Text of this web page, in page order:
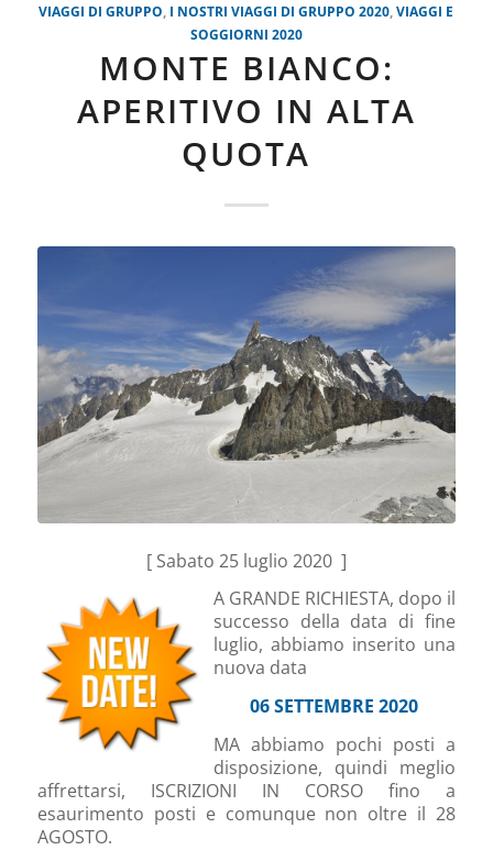
VIAGGI DI GRUPPO I NOSTRI VIAGGI DI GRUPPO 2020 ,VIAGGI E
SOGGIORNI 2020
MONTE BIANCO:
APERITIVO IN ALTA
QUOTA
[ Sabato 25 luglio 2020 ]
A GRANDE RICHIESTA, dopo il
successo della data di fine
luglio, abbiamo inserito una
nuova data
06 SETTEMBRE 2020
MA abbiamo pochi posti a
disposizione, quindi meglio
affrettarsi, ISCRIZIONI IN CORSO fino a
esaurimento posti e comunque non oltre il 28
AGOSTO.